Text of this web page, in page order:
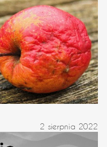
2 sierpnia 2022